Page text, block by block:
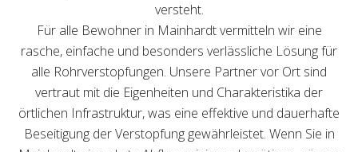
versteht.
Für alle Bewohner in Mainhardt vermitteln wir eine
rasche, einfache und besonders verlässliche Lösung für
alle Rohrverstopfungen. Unsere Partner vor Ort sind
vertraut mit die Eigenheiten und Charakteristika der
örtlichen Infrastruktur, was eine effektive und dauerhafte
Beseitigung der Verstopfung gewährleistet. Wenn Sie in